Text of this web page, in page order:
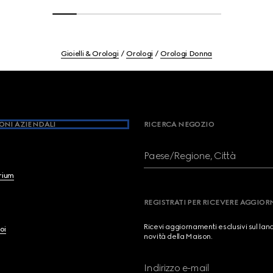
Gioielli & Orologi Orologi Orologi Donna
AZIENDALI RICERCA NEGOZIO
Paese/Regione, Città
REGISTRATI PER RICEVERE
Ricevi aggiornamenti esclusivi sul
novità della Maison.
Indirizzo e-mail